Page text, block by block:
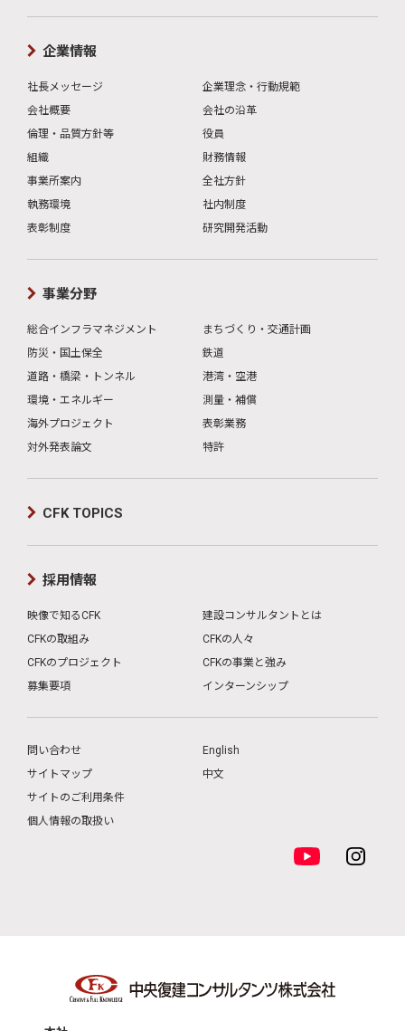
企業情報
社長メッセージ
企業理念・行動規範
会社概要
会社の沿革
倫理・品質方針等
役員
組織
財務情報
事業所案内
全社方針
執務環境
社内制度
表彰制度
研究開発活動
事業分野
総合インフラマネジメント
まちづくり・交通計画
防災・国土保全
鉄道
道路・橋梁・トンネル
港湾・空港
環境・エネルギー
測量・補償
海外プロジェクト
表彰業務
対外発表論文
特許
CFK TOPICS
採用情報
映像で知るCFK
建設コンサルタントとは
CFKの取組み
CFKの人々
CFKのプロジェクト
CFKの事業と強み
募集要項
インターンシップ
問い合わせ
サイトマップ
サイトのご利用条件
個人情報の取扱い
English
中文